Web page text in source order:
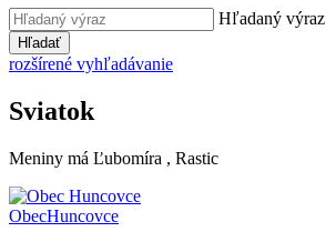
Hľadaný výraz
Hľadať
rozšírené vyhľadávanie
Sviatok
Meniny má Ľubomíra , Rastic
ObecHuncovce